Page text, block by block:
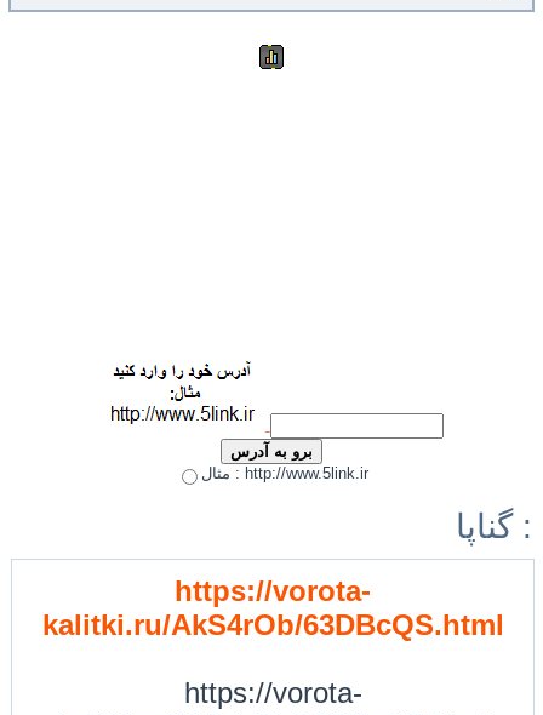
مثال : http://www.5link.ir
گناپا :
https://vorota-
kalitki.ru/AkS4rOb/63DBcQS.html
https://vorota-